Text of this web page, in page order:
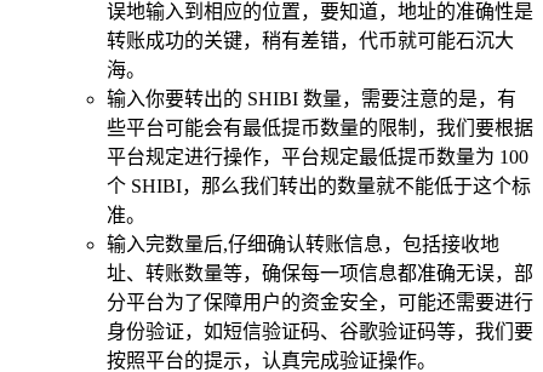
误地输入到相应的位置，要知道，地址的准确性是
转账成功的关键，稍有差错，代币就可能石沉大
海。
输入你要转出的 SHIBI 数量，需要注意的是，有
些平台可能会有最低提币数量的限制，我们要根据
平台规定进行操作，平台规定最低提币数量为 100
个 SHIBI，那么我们转出的数量就不能低于这个标
准。
输入完数量后,仔细确认转账信息，包括接收地
址、转账数量等，确保每一项信息都准确无误，部
分平台为了保障用户的资金安全，可能还需要进行
身份验证，如短信验证码、谷歌验证码等，我们要
按照平台的提示，认真完成验证操作。